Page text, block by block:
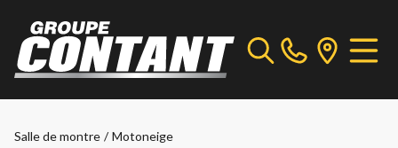
Salle de montre / Motoneige